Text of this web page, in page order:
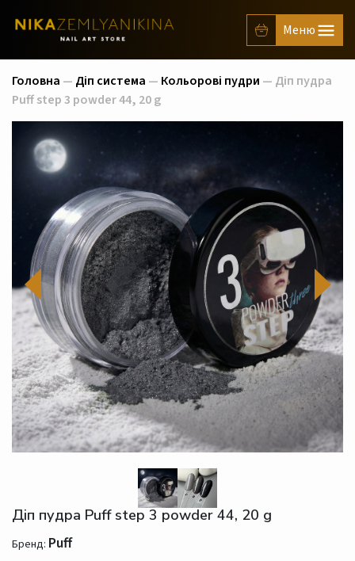
Головна — Діп система — Кольорові пудри — Діп пудра
Puff step 3 powder 44, 20 g
Діп пудра Puff step 3 powder 44, 20 g
Бренд: Puff